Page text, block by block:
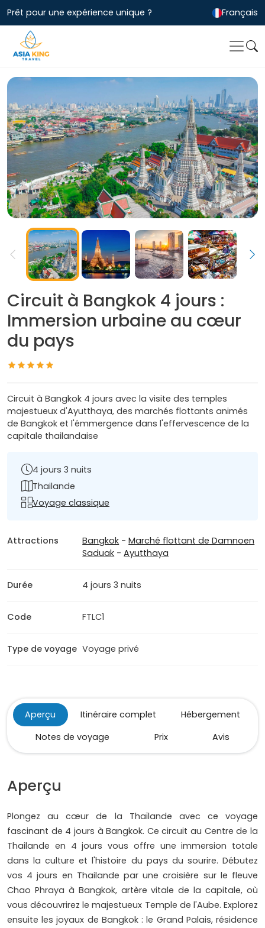
Prêt pour une expérience unique ? Français
Circuit à Bangkok 4 jours :
Immersion urbaine au cœur
du pays
Circuit à Bangkok 4 jours avec la visite des temples
majestueux d'Ayutthaya, des marchés flottants animés
de Bangkok et l'émmergence dans l'effervescence de la
capitale thailandaise
4 jours 3 nuits
Thailande
Voyage classique
Attractions Bangkok -Marché flottant de Damnoen
Saduak -Ayutthaya
Durée 4 jours 3 nuits
Code FTLC1
Type de voyage Voyage privé
Aperçu Itinéraire complet
Hébergement
Notes de voyage
Prix Avis
Aperçu
Plongez au cœur de la Thaïlande avec ce voyage
fascinant de 4 jours à Bangkok. Ce circuit au Centre de la
Thailande en 4 jours vous offre une immersion totale
dans la culture et l'histoire du pays du sourire. Débutez
vos 4 jours en Thailande par une croisière sur le fleuve
Chao Phraya à Bangkok, artère vitale de la capitale, où
vous découvrirez le majestueux Temple de l'Aube. Explorez
ensuite les joyaux de Bangkok : le Grand Palais, résidence